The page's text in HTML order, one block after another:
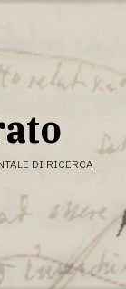
DI RICERCA